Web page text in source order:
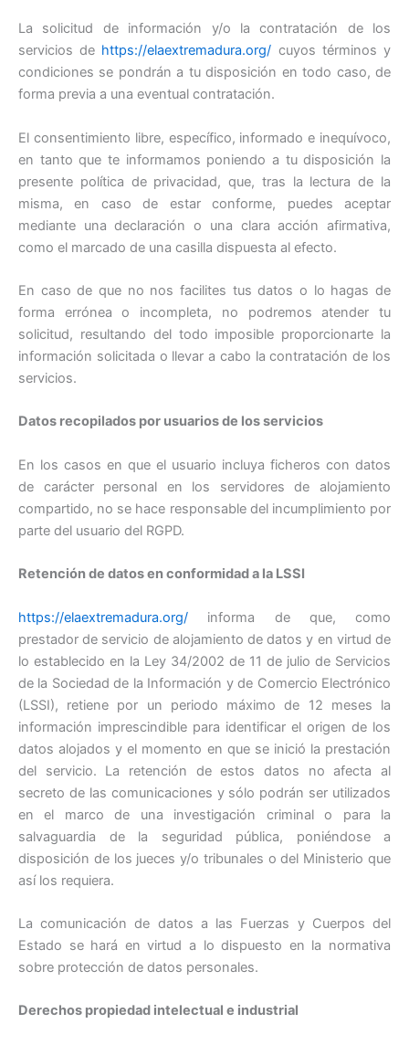
La solicitud de información y/o la contratación de los
servicios de https://elaextremadura.org/ cuyos términos y
condiciones se pondrán a tu disposición en todo caso, de
forma previa a una eventual contratación.
El consentimiento libre, específico, informado e inequívoco,
en tanto que te informamos poniendo a tu disposición la
presente política de privacidad, que, tras la lectura de la
misma, en caso de estar conforme, puedes aceptar
mediante una declaración o una clara acción afirmativa,
como el marcado de una casilla dispuesta al efecto.
En caso de que no nos facilites tus datos o lo hagas de
forma errónea o incompleta, no podremos atender tu
solicitud, resultando del todo imposible proporcionarte la
información solicitada o llevar a cabo la contratación de los
servicios.
Datos recopilados por usuarios de los servicios
En los casos en que el usuario incluya ficheros con datos
de carácter personal en los servidores de alojamiento
compartido, no se hace responsable del incumplimiento por
parte del usuario del RGPD.
Retención de datos en conformidad a la LSSI
https://elaextremadura.org/ informa de que, como
prestador de servicio de alojamiento de datos y en virtud de
lo establecido en la Ley 34/2002 de 11 de julio de Servicios
de la Sociedad de la Información y de Comercio Electrónico
(LSSI), retiene por un periodo máximo de 12 meses la
información imprescindible para identificar el origen de los
datos alojados y el momento en que se inició la prestación
del servicio. La retención de estos datos no afecta al
secreto de las comunicaciones y sólo podrán ser utilizados
en el marco de una investigación criminal o para la
salvaguardia de la seguridad pública, poniéndose a
disposición de los jueces y/o tribunales o del Ministerio que
así los requiera.
La comunicación de datos a las Fuerzas y Cuerpos del
Estado se hará en virtud a lo dispuesto en la normativa
sobre protección de datos personales.
Derechos propiedad intelectual e industrial